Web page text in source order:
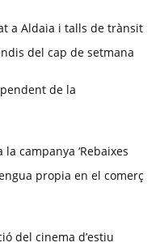
a Aldaia i talls de trànsit
del cap de setmana
de la
campanya ‘Rebaixes
propia en el comerç
del cinema d’estiu